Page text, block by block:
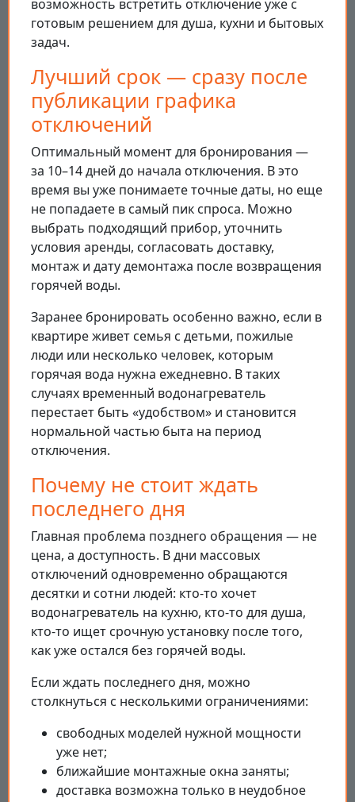
возможность встретить отключение уже с
готовым решением для душа, кухни и бытовых
задач.
Лучший срок — сразу после
публикации графика
отключений
Оптимальный момент для бронирования —
за 10–14 дней до начала отключения. В это
время вы уже понимаете точные даты, но еще
не попадаете в самый пик спроса. Можно
выбрать подходящий прибор, уточнить
условия аренды, согласовать доставку,
монтаж и дату демонтажа после возвращения
горячей воды.
Заранее бронировать особенно важно, если в
квартире живет семья с детьми, пожилые
люди или несколько человек, которым
горячая вода нужна ежедневно. В таких
случаях временный водонагреватель
перестает быть «удобством» и становится
нормальной частью быта на период
отключения.
Почему не стоит ждать
последнего дня
Главная проблема позднего обращения — не
цена, а доступность. В дни массовых
отключений одновременно обращаются
десятки и сотни людей: кто-то хочет
водонагреватель на кухню, кто-то для душа,
кто-то ищет срочную установку после того,
как уже остался без горячей воды.
Если ждать последнего дня, можно
столкнуться с несколькими ограничениями:
свободных моделей нужной мощности
уже нет;
ближайшие монтажные окна заняты;
доставка возможна только в неудобное